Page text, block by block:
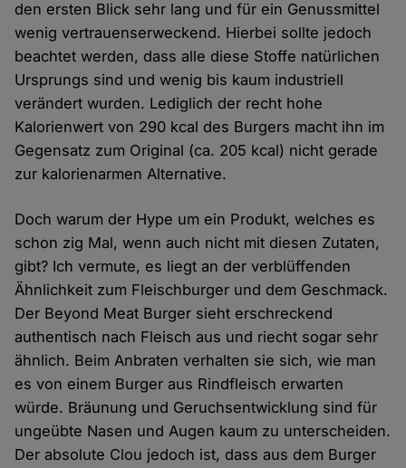
den ersten Blick sehr lang und für ein Genussmittel
wenig vertrauenserweckend. Hierbei sollte jedoch
beachtet werden, dass alle diese Stoffe natürlichen
Ursprungs sind und wenig bis kaum industriell
verändert wurden. Lediglich der recht hohe
Kalorienwert von 290 kcal des Burgers macht ihn im
Gegensatz zum Original (ca. 205 kcal) nicht gerade
zur kalorienarmen Alternative.
Doch warum der Hype um ein Produkt, welches es
schon zig Mal, wenn auch nicht mit diesen Zutaten,
gibt? Ich vermute, es liegt an der verblüffenden
Ähnlichkeit zum Fleischburger und dem Geschmack.
Der Beyond Meat Burger sieht erschreckend
authentisch nach Fleisch aus und riecht sogar sehr
ähnlich. Beim Anbraten verhalten sie sich, wie man
es von einem Burger aus Rindfleisch erwarten
würde. Bräunung und Geruchsentwicklung sind für
ungeübte Nasen und Augen kaum zu unterscheiden.
Der absolute Clou jedoch ist, dass aus dem Burger